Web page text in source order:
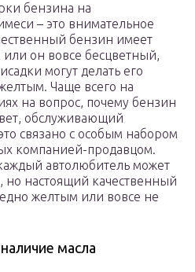
бензина на
– это внимательное
бензин имеет
он вовсе бесцветный,
могут делать его
Чаще всего на
на вопрос, почему бензин
обслуживающий
связано с особым набором
компанией-продавцом.
автолюбитель может
но настоящий качественный
желтым или вовсе не
масла